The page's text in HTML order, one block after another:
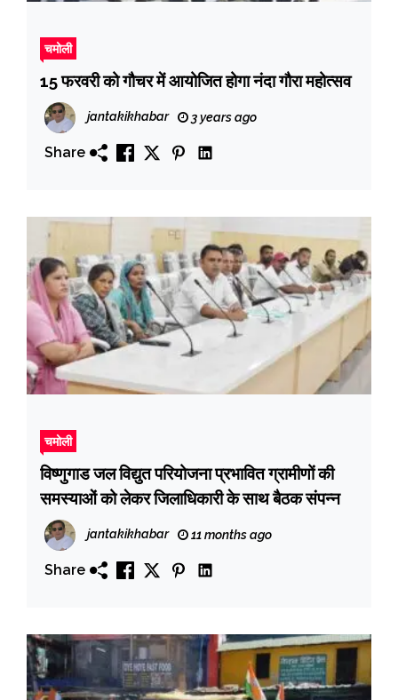
चमोली
15 फरवरी को गौचर में आयोजित होगा नंदा गौरा महोत्सव
jantakikhabar 3 years ago
Share
चमोली
विष्णुगाड जल विद्युत परियोजना प्रभावित ग्रामीणों की
समस्याओं को लेकर जिलाधिकारी के साथ बैठक संपन्न
jantakikhabar 11 months ago
Share